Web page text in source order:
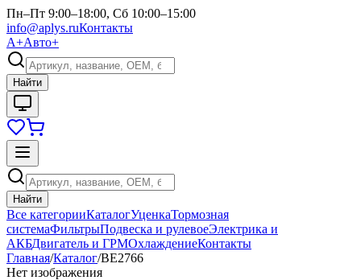
Пн–Пт 9:00–18:00, Сб 10:00–15:00
info@aplys.ruКонтакты
А+Авто+
Найти
Найти
Все категорииКаталогУценкаТормозная
системаФильтрыПодвеска и рулевоеЭлектрика и
АКБДвигатель и ГРМОхлаждениеКонтакты
Главная/Каталог/BE2766
Нет изображения